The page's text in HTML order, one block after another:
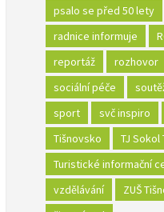
psalo se před 50 lety
radnice informuje
reportáž
rozhovor
sociální péče
sport
svč inspiro
Tišnovsko
TJ Sokol
Turistické informační
vzdělávání
ZUŠ